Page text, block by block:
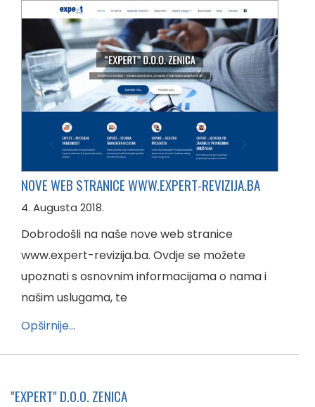
NOVE WEB STRANICE WWW.EXPERT-REVIZIJA.BA
4. Augusta 2018.
Dobrodošli na naše nove web stranice
www.expert-revizija.ba. Ovdje se možete
upoznati s osnovnim informacijama o nama i
našim uslugama, te
Opširnije…
"EXPERT" D.O.O. ZENICA